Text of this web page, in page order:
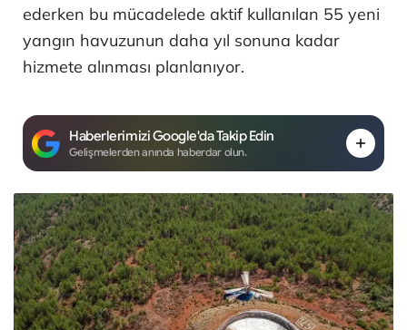
ederken bu mücadelede aktif kullanılan 55 yeni
yangın havuzunun daha yıl sonuna kadar
hizmete alınması planlanıyor.
Haberlerimizi Google'da Takip Edin
Gelişmelerden anında haberdar olun.